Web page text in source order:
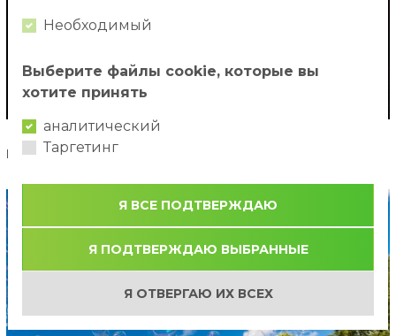
Mārtiņa Burbuļi
Необходимый
Выберите файлы cookie, которые вы
хотите принять
аналитический
Таргетинг
Я ВСЕ ПОДТВЕРЖДАЮ
Я ПОДТВЕРЖДАЮ ВЫБРАННЫЕ
Я ОТВЕРГАЮ ИХ ВСЕХ